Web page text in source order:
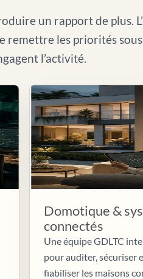
un rapport de plus.
remettre les priorités
l’activité.
Domotique &
connectés
Une équipe GDLTC
pour auditer, sécuriser
fiabiliser les maisons